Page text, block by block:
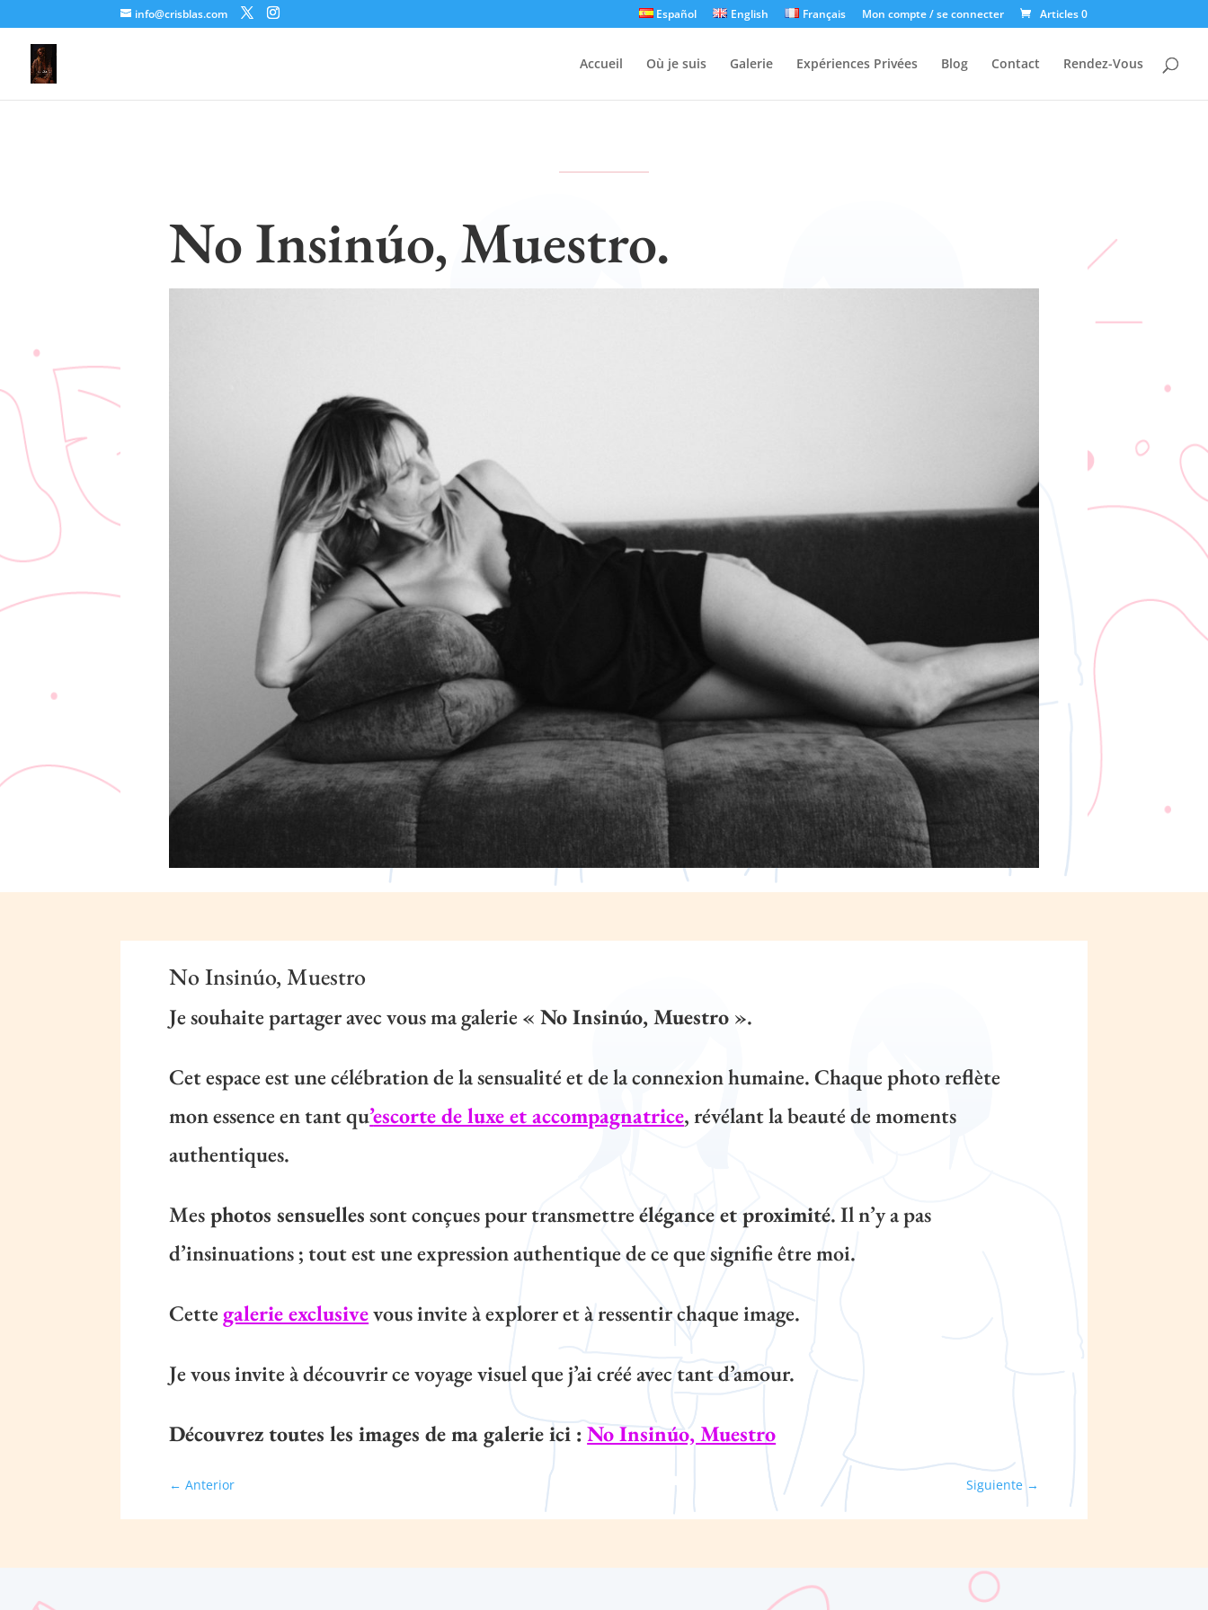
info@crisblas.com Español English Français Mon compte / se connecter Articles 0
Accueil Où je suis Galerie Expériences Privées Blog Contact Rendez-Vous
No Insinúo, Muestro.
No Insinúo, Muestro
Je souhaite partager avec vous ma galerie « No Insinúo, Muestro ».
Cet espace est une célébration de la sensualité et de la connexion humaine. Chaque photo reflète
mon essence en tant qu’escorte de luxe et accompagnatrice, révélant la beauté de moments
authentiques.
Mesphotos sensuellessont conçues pour transmettreélégance et proximité. Il n’y a pas
d’insinuations ; tout est une expression authentique de ce que signifie être moi.
Cettegalerie exclusivevous invite à explorer et à ressentir chaque image.
Je vous invite à découvrir ce voyage visuel que j’ai créé avec tant d’amour.
Découvrez toutes les images de ma galerie ici : No Insinúo, Muestro
←Anterior Siguiente→